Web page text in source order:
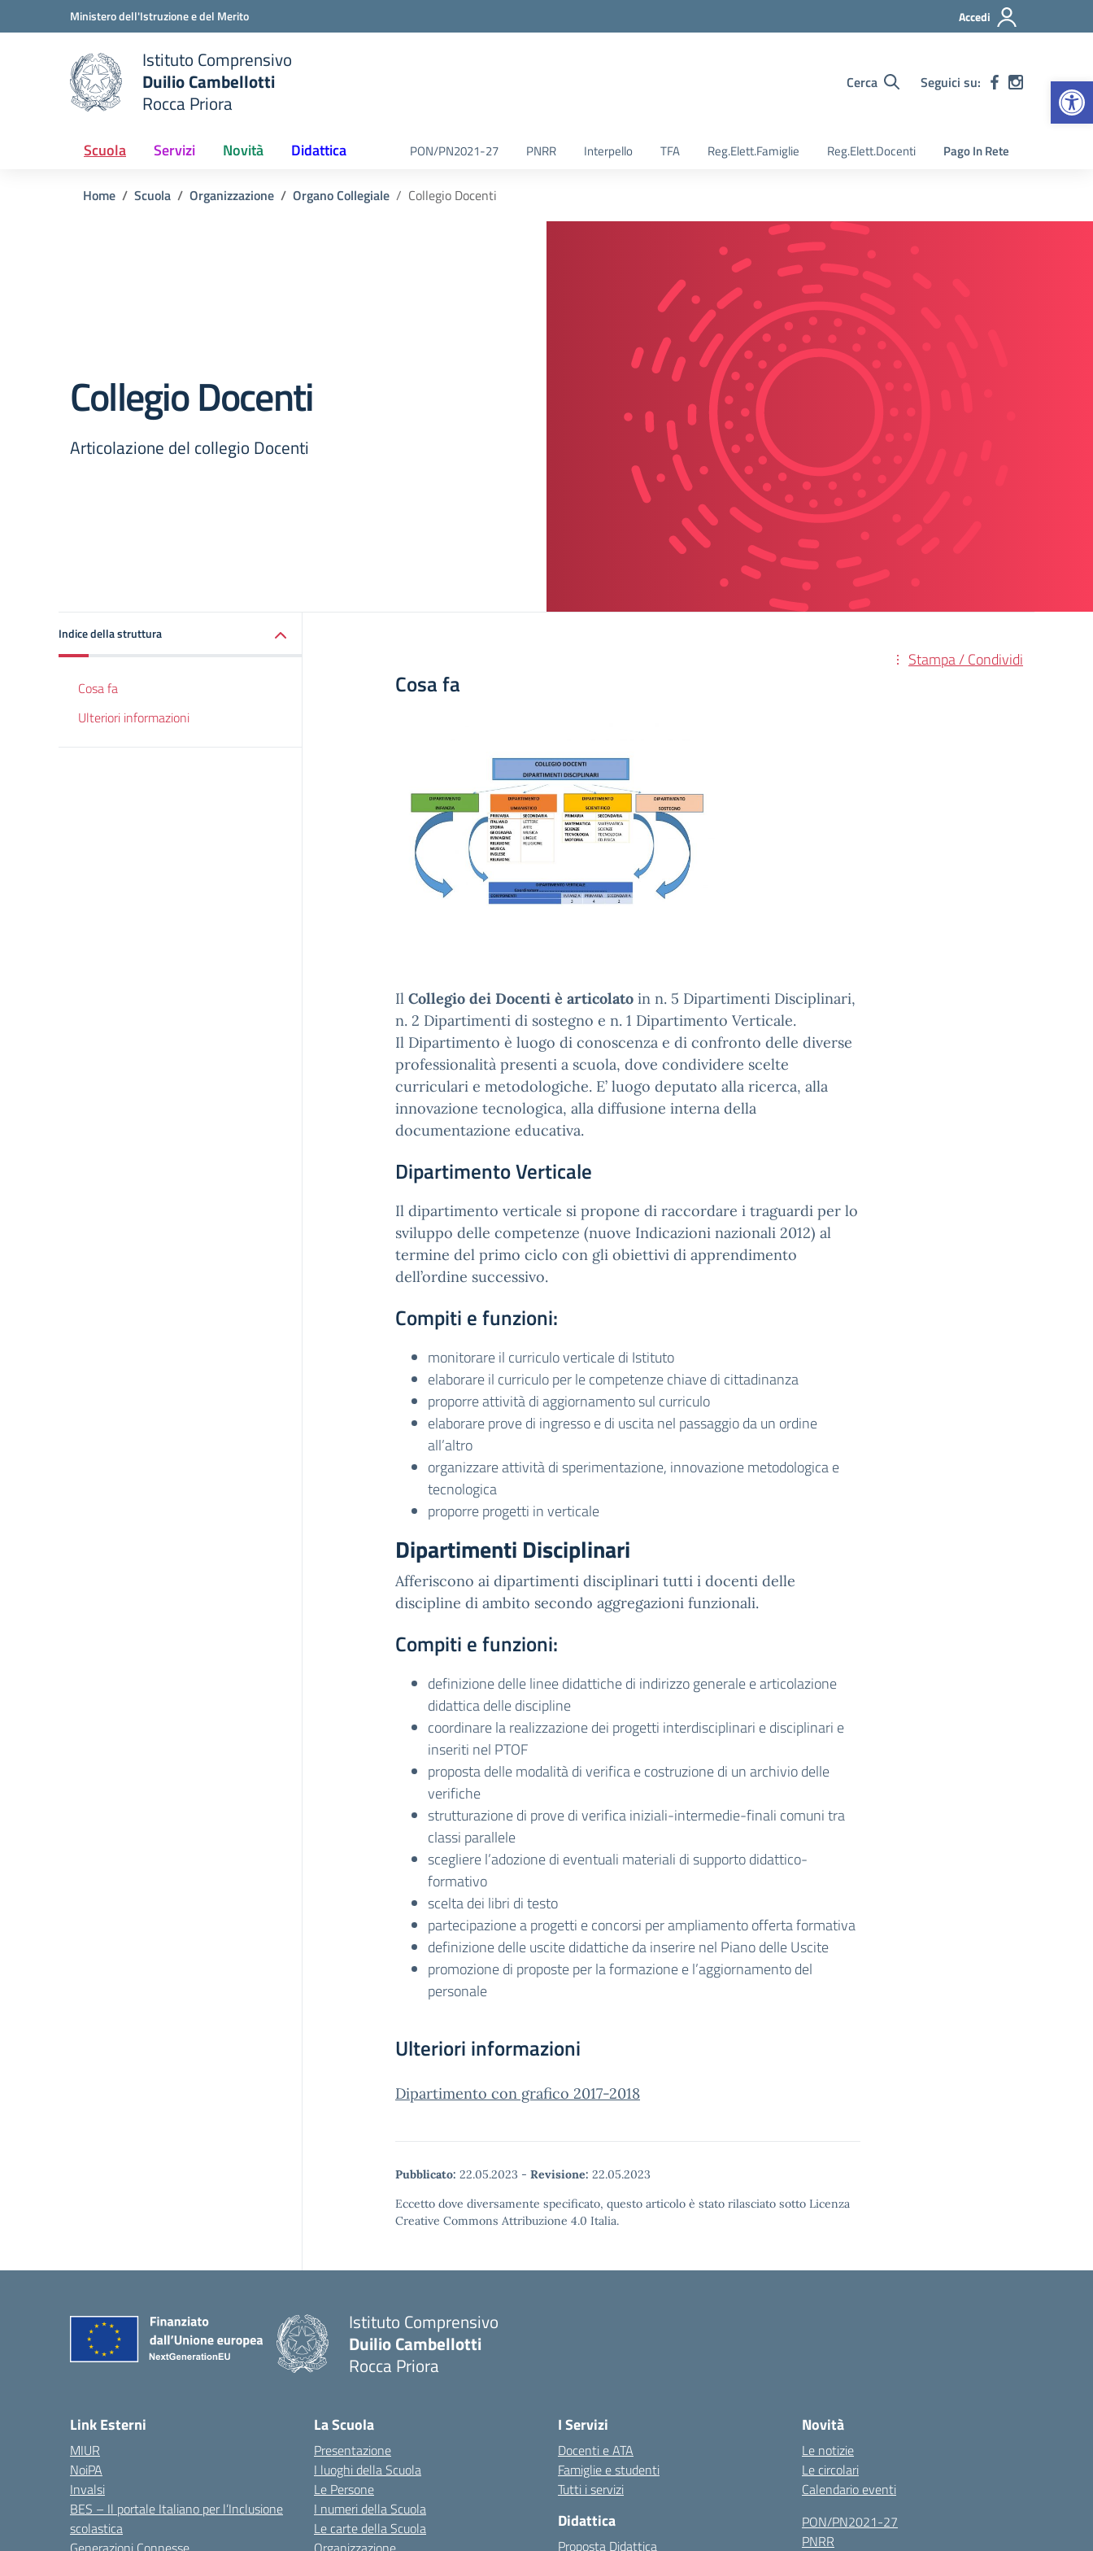
Vai ai contenuti
Vai al menu di navigazioneMinistero dell'Istruzione e del Merito Accedi
scuola
Istituto Comprensivo
Duilio Cambellotti
Rocca Priora
Cerca Seguici su:
Scuola Servizi Novità Didattica PON/PN2021-27 PNRR Interpello TFA Reg.Elett.Famiglie Reg.Elett.Docenti Pago In Rete
Home Scuola Organizzazione Organo Collegiale Collegio Docenti
Collegio Docenti
Articolazione del collegio Docenti
Indice della struttura
Cosa fa
Ulteriori informazioni
Stampa / Condividi
Cosa fa
Il Collegio dei Docenti è articolato in n. 5 Dipartimenti Disciplinari,
n. 2 Dipartimenti di sostegno e n. 1 Dipartimento Verticale.
Il Dipartimento è luogo di conoscenza e di confronto delle diverse
professionalità presenti a scuola, dove condividere scelte
curriculari e metodologiche. E’ luogo deputato alla ricerca, alla
innovazione tecnologica, alla diffusione interna della
documentazione educativa.
Dipartimento Verticale
Il dipartimento verticale si propone di raccordare i traguardi per lo
sviluppo delle competenze (nuove Indicazioni nazionali 2012) al
termine del primo ciclo con gli obiettivi di apprendimento
dell’ordine successivo.
Compiti e funzioni:
monitorare il curriculo verticale di Istituto
elaborare il curriculo per le competenze chiave di cittadinanza
proporre attività di aggiornamento sul curriculo
elaborare prove di ingresso e di uscita nel passaggio da un ordine
all’altro
organizzare attività di sperimentazione, innovazione metodologica e
tecnologica
proporre progetti in verticale
Dipartimenti Disciplinari
Afferiscono ai dipartimenti disciplinari tutti i docenti delle
discipline di ambito secondo aggregazioni funzionali.
Compiti e funzioni:
definizione delle linee didattiche di indirizzo generale e articolazione
didattica delle discipline
coordinare la realizzazione dei progetti interdisciplinari e disciplinari e
inseriti nel PTOF
proposta delle modalità di verifica e costruzione di un archivio delle
verifiche
strutturazione di prove di verifica iniziali-intermedie-finali comuni tra
classi parallele
scegliere l’adozione di eventuali materiali di supporto didattico-
formativo
scelta dei libri di testo
partecipazione a progetti e concorsi per ampliamento offerta formativa
definizione delle uscite didattiche da inserire nel Piano delle Uscite
promozione di proposte per la formazione e l’aggiornamento del
personale
Ulteriori informazioni
Dipartimento con grafico 2017-2018
Pubblicato: 22.05.2023 - Revisione: 22.05.2023
Eccetto dove diversamente specificato, questo articolo è stato rilasciato sotto Licenza
Creative Commons Attribuzione 4.0 Italia.
Istituto Comprensivo
Duilio Cambellotti
Rocca Priora
Link Esterni
MIUR
NoiPA
Invalsi
BES – Il portale Italiano per l’Inclusione
scolastica
La Scuola
Presentazione
I luoghi della Scuola
Le Persone
I numeri della Scuola
Le carte della Scuola
I Servizi
Docenti e ATA
Famiglie e studenti
Tutti i servizi
Didattica
Proposta Didattica
Novità
Le notizie
Le circolari
Calendario eventi
PON/PN2021-27
PNRR